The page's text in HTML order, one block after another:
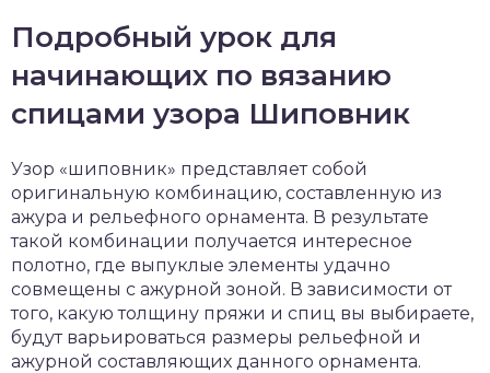
Подробный урок для
начинающих по вязанию
спицами узора Шиповник
Узор «шиповник» представляет собой
оригинальную комбинацию, составленную из
ажура и рельефного орнамента. В результате
такой комбинации получается интересное
полотно, где выпуклые элементы удачно
совмещены с ажурной зоной. В зависимости от
того, какую толщину пряжи и спиц вы выбираете,
будут варьироваться размеры рельефной и
ажурной составляющих данного орнамента.